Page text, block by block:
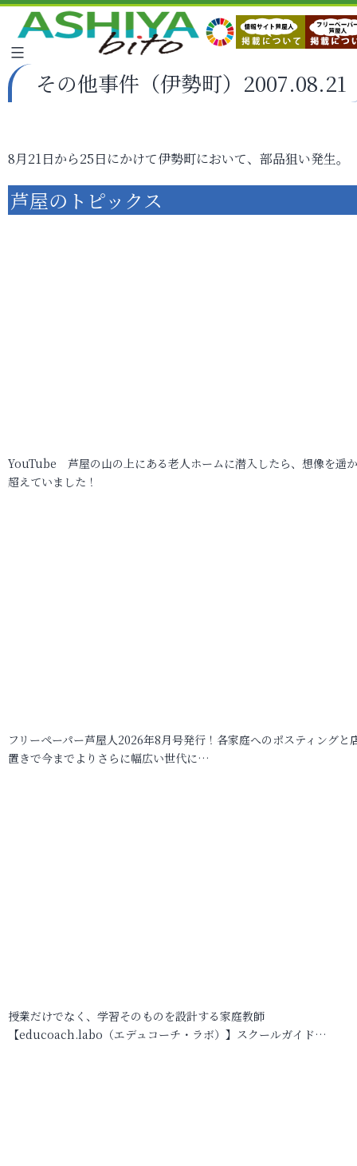
その他事件（伊勢町）2007.08.21
8月21日から25日にかけて伊勢町において、部品狙い発生。
芦屋のトピックス
YouTube 芦屋の山の上にある老人ホームに潜入したら、想像を遥
超えていました！
フリーペーパー芦屋人2026年8月号発行！各家庭へのポスティングと
置きで今までよりさらに幅広い世代に…
授業だけでなく、学習そのものを設計する家庭教師
【educoach.labo（エデュコーチ・ラボ）】スクールガイド…